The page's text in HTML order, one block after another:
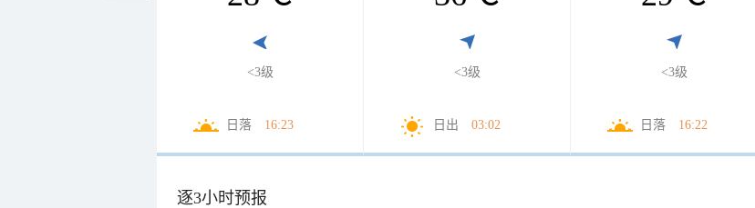
<3级
日落 16:23
<3级
日出 03:02
<3级
日落 16:22
逐3小时预报